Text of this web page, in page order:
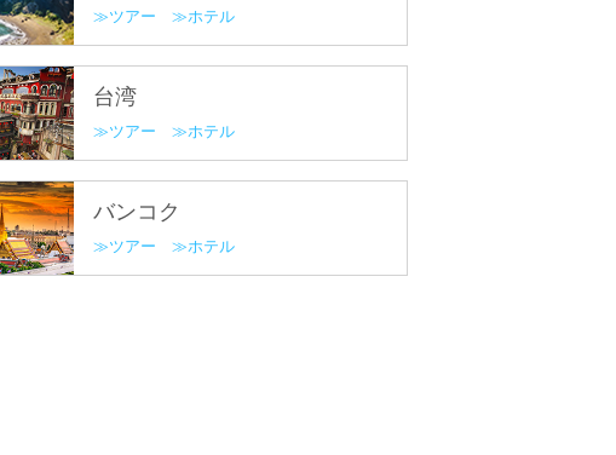
ツアー ホテル
台湾
ツアー ホテル
バンコク
ツアー ホテル